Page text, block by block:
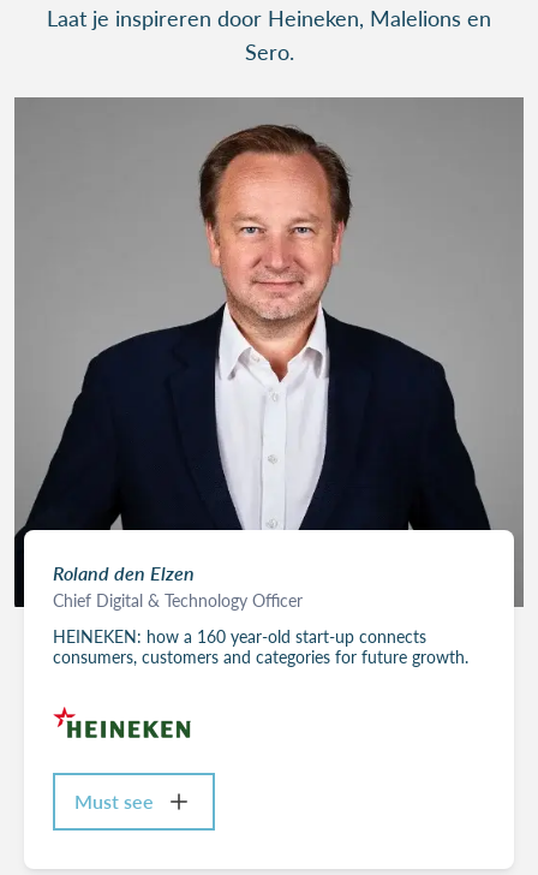
Laat je inspireren door Heineken, Malelions en
Sero.
Roland den Elzen
Chief Digital & Technology Officer
HEINEKEN: how a 160 year-old start-up connects
consumers, customers and categories for future growth.
Must see